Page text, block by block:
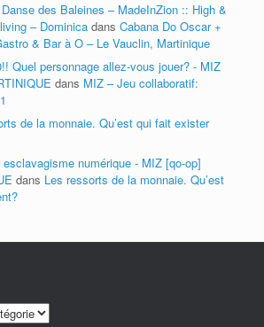
des Baleines – MadeInZion :: High &
– Dominica dans Cabana Do Oscar +
& Bar à O – Le Vauclin, Martinique
Quel personnage allez-vous jouer? - MIZ
dans MIZ – Jeu collaboratif:
de la monnaie. Qu’est qui fait exister
numérique - MIZ [qo-op]
dans Les ressorts de la monnaie. Qu’est